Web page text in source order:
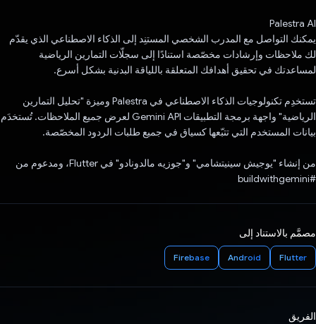
Palestra AI
يمكنك التواصل مع المدرب الشخصي المستنِد إلى الذكاء الاصطناعي الذي يقدّم
لك ملاحظات وإرشادات مخصّصة استنادًا إلى سجلّات التمارين الرياضية
لمساعدتك في تحقيق أهدافك المتعلقة باللياقة البدنية بشكل أسرع.
تستخدِم تكنولوجيات الذكاء الاصطناعي في Palestra وميزة "تحليل التمارين
الرياضية" واجهة برمجة التطبيقات Gemini API لعرض جميع الملاحظات. تُستخدَم
بيانات المستخدم التي تتبّعها كسياق في جميع طلبات الردود المخصّصة.
من إنشاء "يوجيش سينيتشامي" و"جوزيه مالدونادو" في Flutter، ومدعوم من
#buildwithgemini
مصمَّم بالاستناد إلى
Flutter
Android
Firebase
الفريق